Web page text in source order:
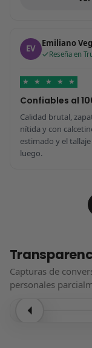
EV Emiliano
Reseña en
★ ★ ★ ★ ★
Confiables al
Calidad brutal,
nítida y con
estimado y el
luego.
Capturas de
personales